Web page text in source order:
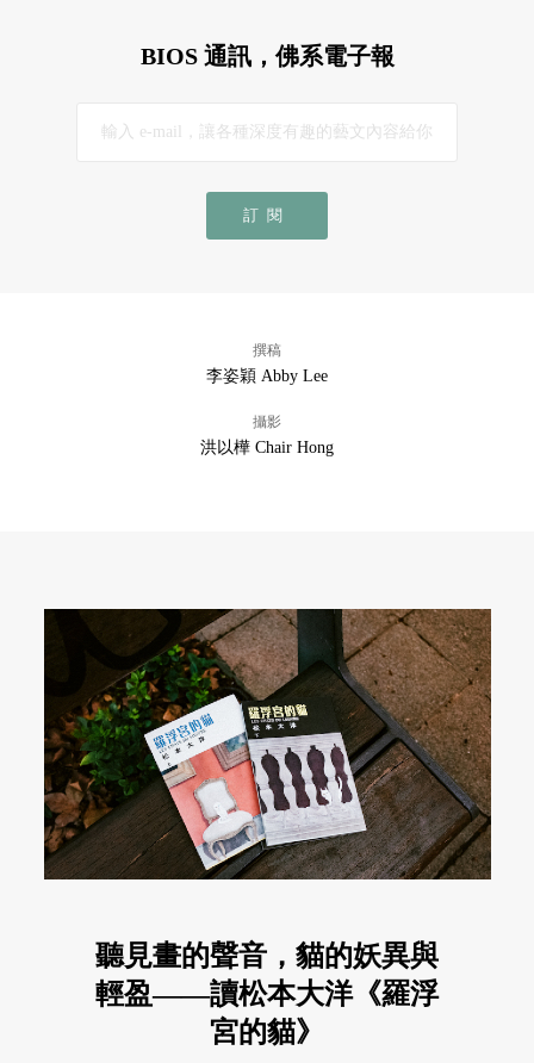
BIOS 通訊，佛系電子報
訂閱
撰稿
李姿穎 Abby Lee
攝影
洪以樺 Chair Hong
聽見畫的聲音，貓的妖異與
輕盈——讀松本大洋《羅浮
宮的貓》